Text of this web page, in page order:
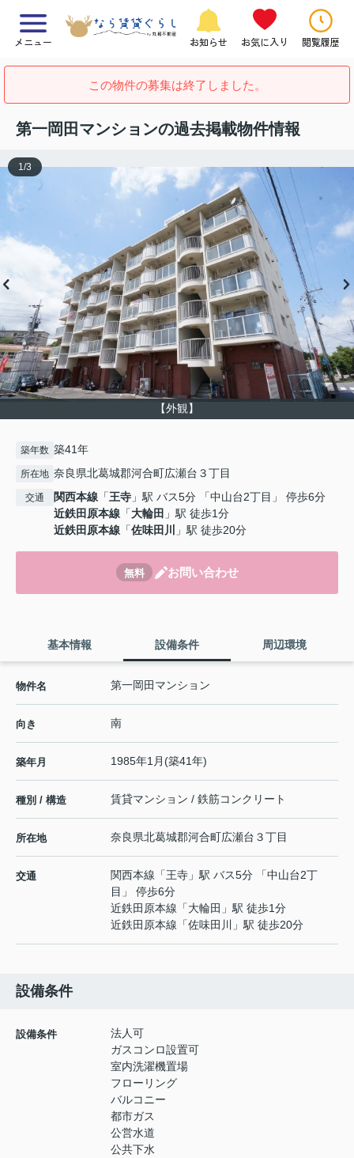
メニュー お知らせ お気に入り 閲覧履歴
この物件の募集は終了しました。
第一岡田マンションの過去掲載物件情報
【外観】
1/3
築年数 築41年
所在地 奈良県北葛城郡河合町広瀬台３丁目
交通 関西本線 「王寺 」駅 バス5分 「中山台2丁目」 停歩6分
近鉄田原本線 「大輪田 」駅 徒歩1分
近鉄田原本線 「佐味田川 」駅 徒歩20分
無料 お問い合わせ
基本情報 設備条件 周辺環境
物件名 第一岡田マンション
向き 南
築年月 1985年1月(築41年)
種別 / 構造 賃貸マンション / 鉄筋コンクリート
所在地 奈良県北葛城郡河合町広瀬台 ３丁目
交通 関西本線 「王寺 」駅 バス5分 「中山台2丁
目」 停歩6分
近鉄田原本線 「大輪田 」駅 徒歩1分
近鉄田原本線 「佐味田川 」駅 徒歩20分
設備条件
設備条件
法人可
ガスコンロ設置可
室内洗濯機置場
フローリング
バルコニー
都市ガス
公営水道
公共下水